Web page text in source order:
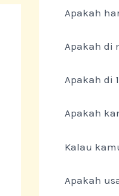
Apakah
Apakah di
Apakah di
Apakah
Kalau
Apakah